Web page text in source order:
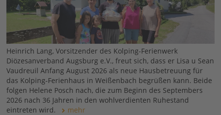
Heinrich Lang, Vorsitzender des Kolping-Ferienwerk
Diözesanverband Augsburg e.V., freut sich, dass er Lisa u Sean
Vaudreuil Anfang August 2026 als neue Hausbetreuung für
das Kolping-Ferienhaus in Weißenbach begrüßen kann. Beide
folgen Helene Posch nach, die zum Beginn des Septembers
2026 nach 36 Jahren in den wohlverdienten Ruhestand
eintreten wird.
mehr